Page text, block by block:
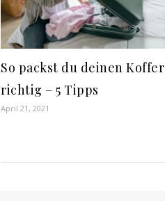
So packst du deinen Koffer
richtig – 5 Tipps
April 21, 2021